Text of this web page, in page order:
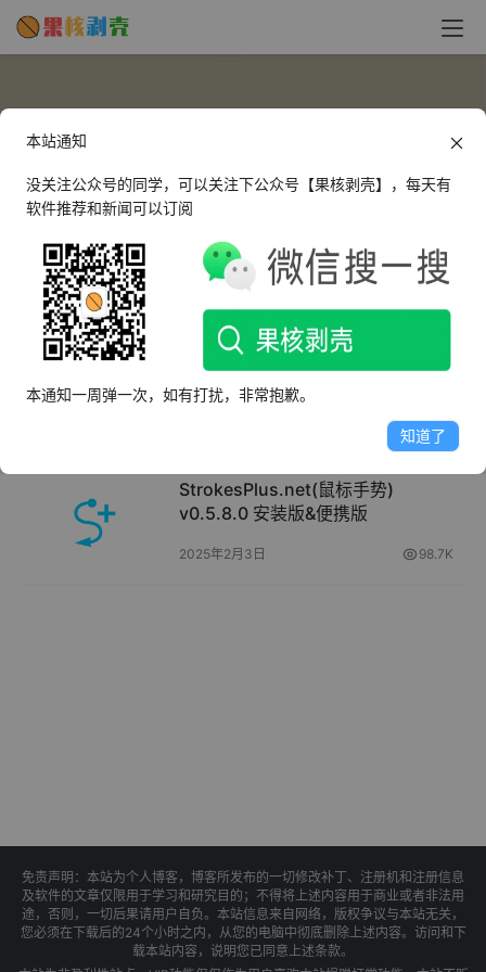
luofeng
这个人很懒，什么都没有留下～
StrokesPlus.net(鼠标手势)
v0.5.8.0 安装版&便携版
2025年2月3日 98.7K
免责声明：本站为个人博客，博客所发布的一切修改补丁、注册机和注册信息
及软件的文章仅限用于学习和研究目的；不得将上述内容用于商业或者非法用
途，否则，一切后果请用户自负。本站信息来自网络，版权争议与本站无关，
您必须在下载后的24个小时之内，从您的电脑中彻底删除上述内容。访问和下
载本站内容，说明您已同意上述条款。
本站通知
没关注公众号的同学，可以关注下公众号【果核剥壳】，每天有
软件推荐和新闻可以订阅
本通知一周弹一次，如有打扰，非常抱歉。
知道了